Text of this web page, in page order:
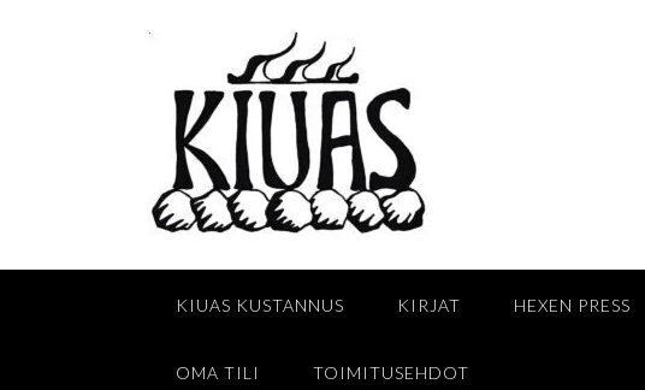
KIUAS KUSTANNUS KIRJAT HEXEN PRESS
OMA TILI TOIMITUSEHDOT